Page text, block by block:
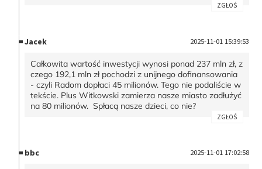
ZGŁOŚ
Jacek 2025-11-01 15:39:53
Całkowita wartość inwestycji wynosi ponad 237 mln zł, z
czego 192,1 mln zł pochodzi z unijnego dofinansowania
- czyli Radom dopłaci 45 milionów. Tego nie podaliście w
tekście. Plus Witkowski zamierza nasze miasto zadłużyć
na 80 milionów. Spłacą nasze dzieci, co nie?
ZGŁOŚ
bbc 2025-11-01 17:02:58